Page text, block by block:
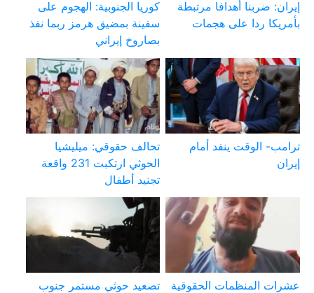
إيران: ضربنا أهدافا مرتبطة
بأمريكا ردا على هجمات
كوريا الجنوبية: الهجوم على
سفينة بمضيق هرمز ربما نفذ
بصاروخ إيراني
ترامب- الوقت ينفد أمام
إيران
تحالف حقوقي: ميليشيا
الحوثي ارتكبت 231 واقعة
تجنيد أطفال
عشرات المنظمات الحقوقية
تصعيد حوثي مستمر جنوب